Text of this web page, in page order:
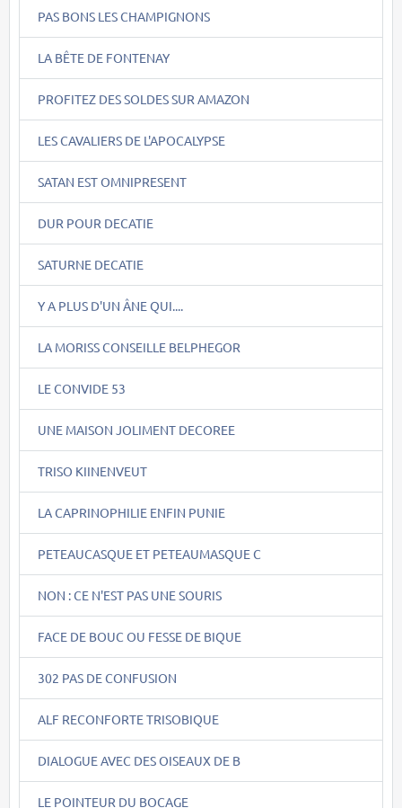
PAS BONS LES CHAMPIGNONS
LA BÊTE DE FONTENAY
PROFITEZ DES SOLDES SUR AMAZON
LES CAVALIERS DE L'APOCALYPSE
SATAN EST OMNIPRESENT
DUR POUR DECATIE
SATURNE DECATIE
Y A PLUS D'UN ÂNE QUI....
LA MORISS CONSEILLE BELPHEGOR
LE CONVIDE 53
UNE MAISON JOLIMENT DECOREE
TRISO KIINENVEUT
LA CAPRINOPHILIE ENFIN PUNIE
PETEAUCASQUE ET PETEAUMASQUE C
NON : CE N'EST PAS UNE SOURIS
FACE DE BOUC OU FESSE DE BIQUE
302 PAS DE CONFUSION
ALF RECONFORTE TRISOBIQUE
DIALOGUE AVEC DES OISEAUX DE B
LE POINTEUR DU BOCAGE